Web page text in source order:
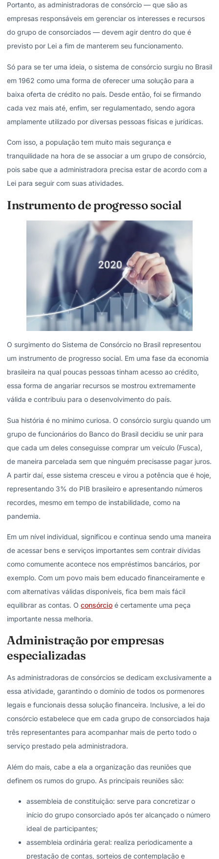
Portanto, as administradoras de consórcio — que são as
empresas responsáveis em gerenciar os interesses e recursos
do grupo de consorciados — devem agir dentro do que é
previsto por Lei a fim de manterem seu funcionamento.
Só para se ter uma ideia, o sistema de consórcio surgiu no Brasil
em 1962 como uma forma de oferecer uma solução para a
baixa oferta de crédito no país. Desde então, foi se firmando
cada vez mais até, enfim, ser regulamentado, sendo agora
amplamente utilizado por diversas pessoas físicas e jurídicas.
Com isso, a população tem muito mais segurança e
tranquilidade na hora de se associar a um grupo de consórcio,
pois sabe que a administradora precisa estar de acordo com a
Lei para seguir com suas atividades.
Instrumento de progresso social
O surgimento do Sistema de Consórcio no Brasil representou
um instrumento de progresso social. Em uma fase da economia
brasileira na qual poucas pessoas tinham acesso ao crédito,
essa forma de angariar recursos se mostrou extremamente
válida e contribuiu para o desenvolvimento do país.
Sua história é no mínimo curiosa. O consórcio surgiu quando um
grupo de funcionários do Banco do Brasil decidiu se unir para
que cada um deles conseguisse comprar um veículo (Fusca),
de maneira parcelada sem que ninguém precisasse pagar juros.
A partir daí, esse sistema cresceu e virou a potência que é hoje,
representando 3% do PIB brasileiro e apresentando números
recordes, mesmo em tempo de instabilidade, como na
pandemia.
Em um nível individual, significou e continua sendo uma maneira
de acessar bens e serviços importantes sem contrair dívidas
como comumente acontece nos empréstimos bancários, por
exemplo. Com um povo mais bem educado financeiramente e
com alternativas válidas disponíveis, fica bem mais fácil
equilibrar as contas. O consórcio é certamente uma peça
importante nessa melhoria.
Administração por empresas
especializadas
As administradoras de consórcios se dedicam exclusivamente a
essa atividade, garantindo o domínio de todos os pormenores
legais e funcionais dessa solução financeira. Inclusive, a lei do
consórcio estabelece que em cada grupo de consorciados haja
três representantes para acompanhar mais de perto todo o
serviço prestado pela administradora.
Além do mais, cabe a ela a organização das reuniões que
definem os rumos do grupo. As principais reuniões são:
assembleia de constituição: serve para concretizar o
início do grupo consorciado após ter alcançado o número
ideal de participantes;
assembleia ordinária geral: realiza periodicamente a
prestação de contas, sorteios de contemplação e